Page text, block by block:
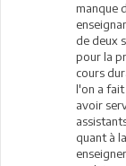
manque
de deux
pour la
cours
l'on a fait
avoir
quant à